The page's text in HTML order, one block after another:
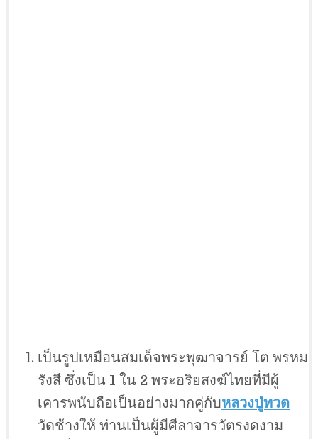
เป็นรูปเหมือนสมเด็จพระพุฒาจารย์ โต พรหม
รังสี ซึ่งเป็น 1 ใน 2 พระอริยสงฆ์ไทยที่มีผู้
เคารพนับถือเป็นอย่างมากคู่กับหลวงปู่ทวด
วัดช้างให้ ท่านเป็นผู้มีศีลาจารวัตรงดงาม